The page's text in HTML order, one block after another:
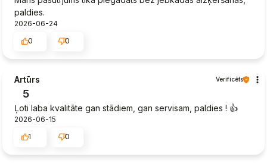
paldies.
2026-06-24
0
0
Artūrs Verificēts
5
Ļoti laba kvalitāte gan stādiem, gan servisam, paldies ! 👍️
2026-06-15
1
0